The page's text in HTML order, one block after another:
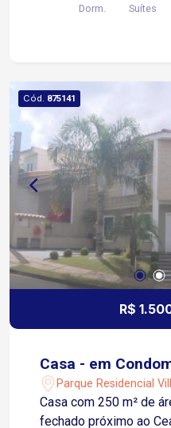
dormitórios sendo 4
dos Inglezes oferece
quadras de tênis, de
quiosques, pista de
portaria 24 horas,
internet, garantindo
para sua família.
Dorm. Suítes
Cód. 875141
R$
Casa - em
Parque Residencial
Sorocaba/SP
Casa com 250 m² de
fechado próximo ao